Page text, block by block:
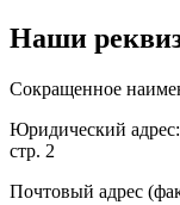
Наши
Сокращенное
Юридический адрес:
стр. 2
Почтовый адрес